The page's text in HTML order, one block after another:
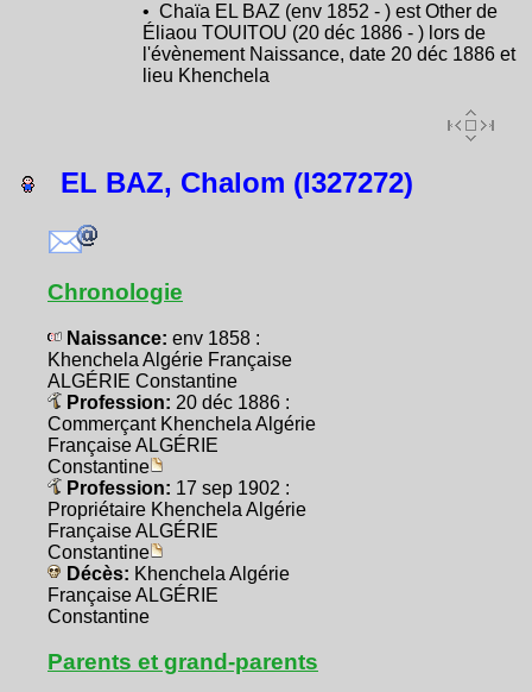
• Chaïa EL BAZ (env 1852 - ) est Other de
Éliaou TOUITOU (20 déc 1886 - ) lors de
l'évènement Naissance, date 20 déc 1886 et
lieu Khenchela
EL BAZ, Chalom (I327272)
Chronologie
Naissance: env 1858 :
Khenchela Algérie Française
ALGÉRIE Constantine
Profession: 20 déc 1886 :
Commerçant Khenchela Algérie
Française ALGÉRIE
Constantine
Profession: 17 sep 1902 :
Propriétaire Khenchela Algérie
Française ALGÉRIE
Constantine
Décès: Khenchela Algérie
Française ALGÉRIE
Constantine
Parents et grand-parents